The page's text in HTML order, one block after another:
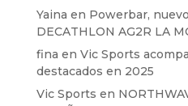
Yaina en Powerbar,
DECATHLON AG2R LA
fina en Vic Sports
destacados en 2025
Vic Sports en